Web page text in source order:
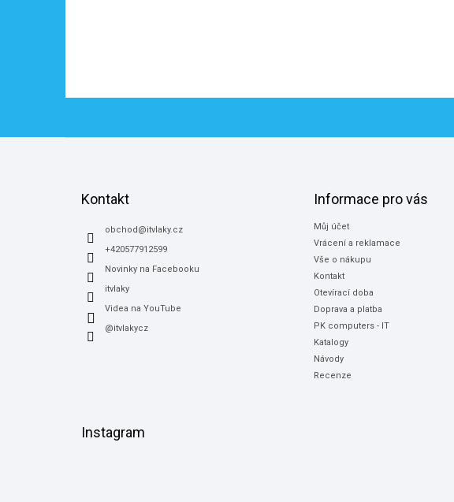
Kontakt
obchod @itvlaky.cz
+420577912599
Novinky na Facebooku
itvlaky
Videa na YouTube
@itvlakycz
Informace pro vás
Můj účet
Vrácení a reklamace
Vše o nákupu
Kontakt
Otevírací doba
Doprava a platba
PK computers - IT
Katalogy
Návody
Recenze
Instagram